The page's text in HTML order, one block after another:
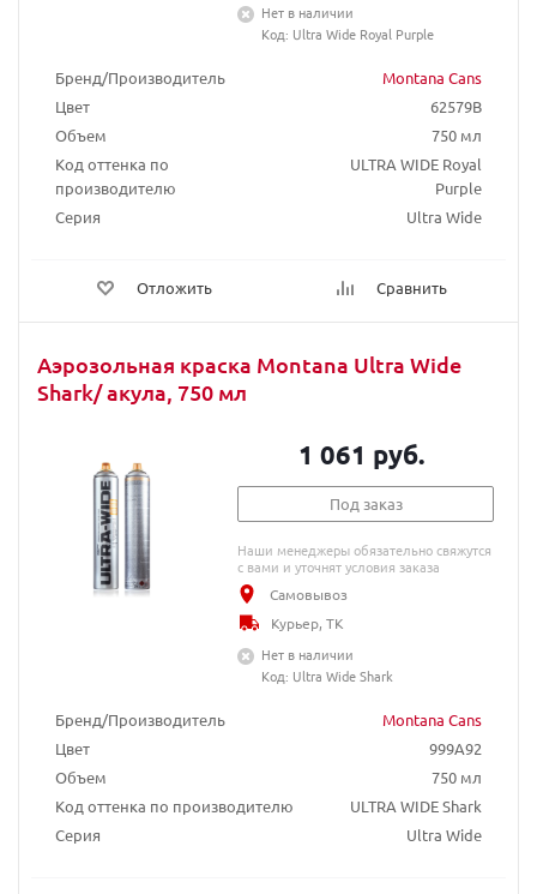
Бренд/Производитель
Montana Cans
Цвет
62579B
Объем
750 мл
Код оттенка по
производителю
ULTRA WIDE Royal
Purple
Серия
Ultra Wide
Отложить Сравнить
Нет в наличии
Код: Ultra Wide Royal Purple
Аэрозольная краска Montana Ultra Wide
Shark/ акула, 750 мл
Бренд/Производитель
Montana Cans
Цвет
999A92
Объем
750 мл
Код оттенка по производителю
ULTRA WIDE Shark
Серия
Ultra Wide
1 061 руб.
Под заказ
Наши менеджеры обязательно свяжутся
с вами и уточнят условия заказа
Самовывоз
Курьер, ТК
Нет в наличии
Код: Ultra Wide Shark